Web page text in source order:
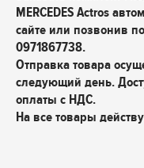
MERCEDES Actros
сайте или позвонив
0971867738.
Отправка товара
следующий день.
оплаты с НДС.
На все товары